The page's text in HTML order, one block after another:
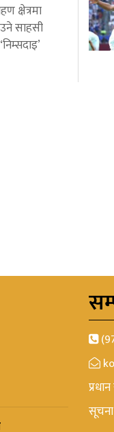
क्षेत्रमा
साहसी